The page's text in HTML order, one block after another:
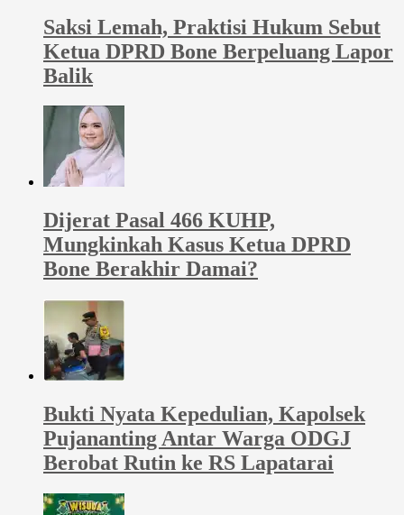
Saksi Lemah, Praktisi Hukum Sebut
Ketua DPRD Bone Berpeluang Lapor
Balik
Dijerat Pasal 466 KUHP,
Mungkinkah Kasus Ketua DPRD
Bone Berakhir Damai?
Bukti Nyata Kepedulian, Kapolsek
Pujananting Antar Warga ODGJ
Berobat Rutin ke RS Lapatarai